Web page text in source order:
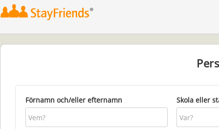
Förnamn och/eller efternamn Skola eller